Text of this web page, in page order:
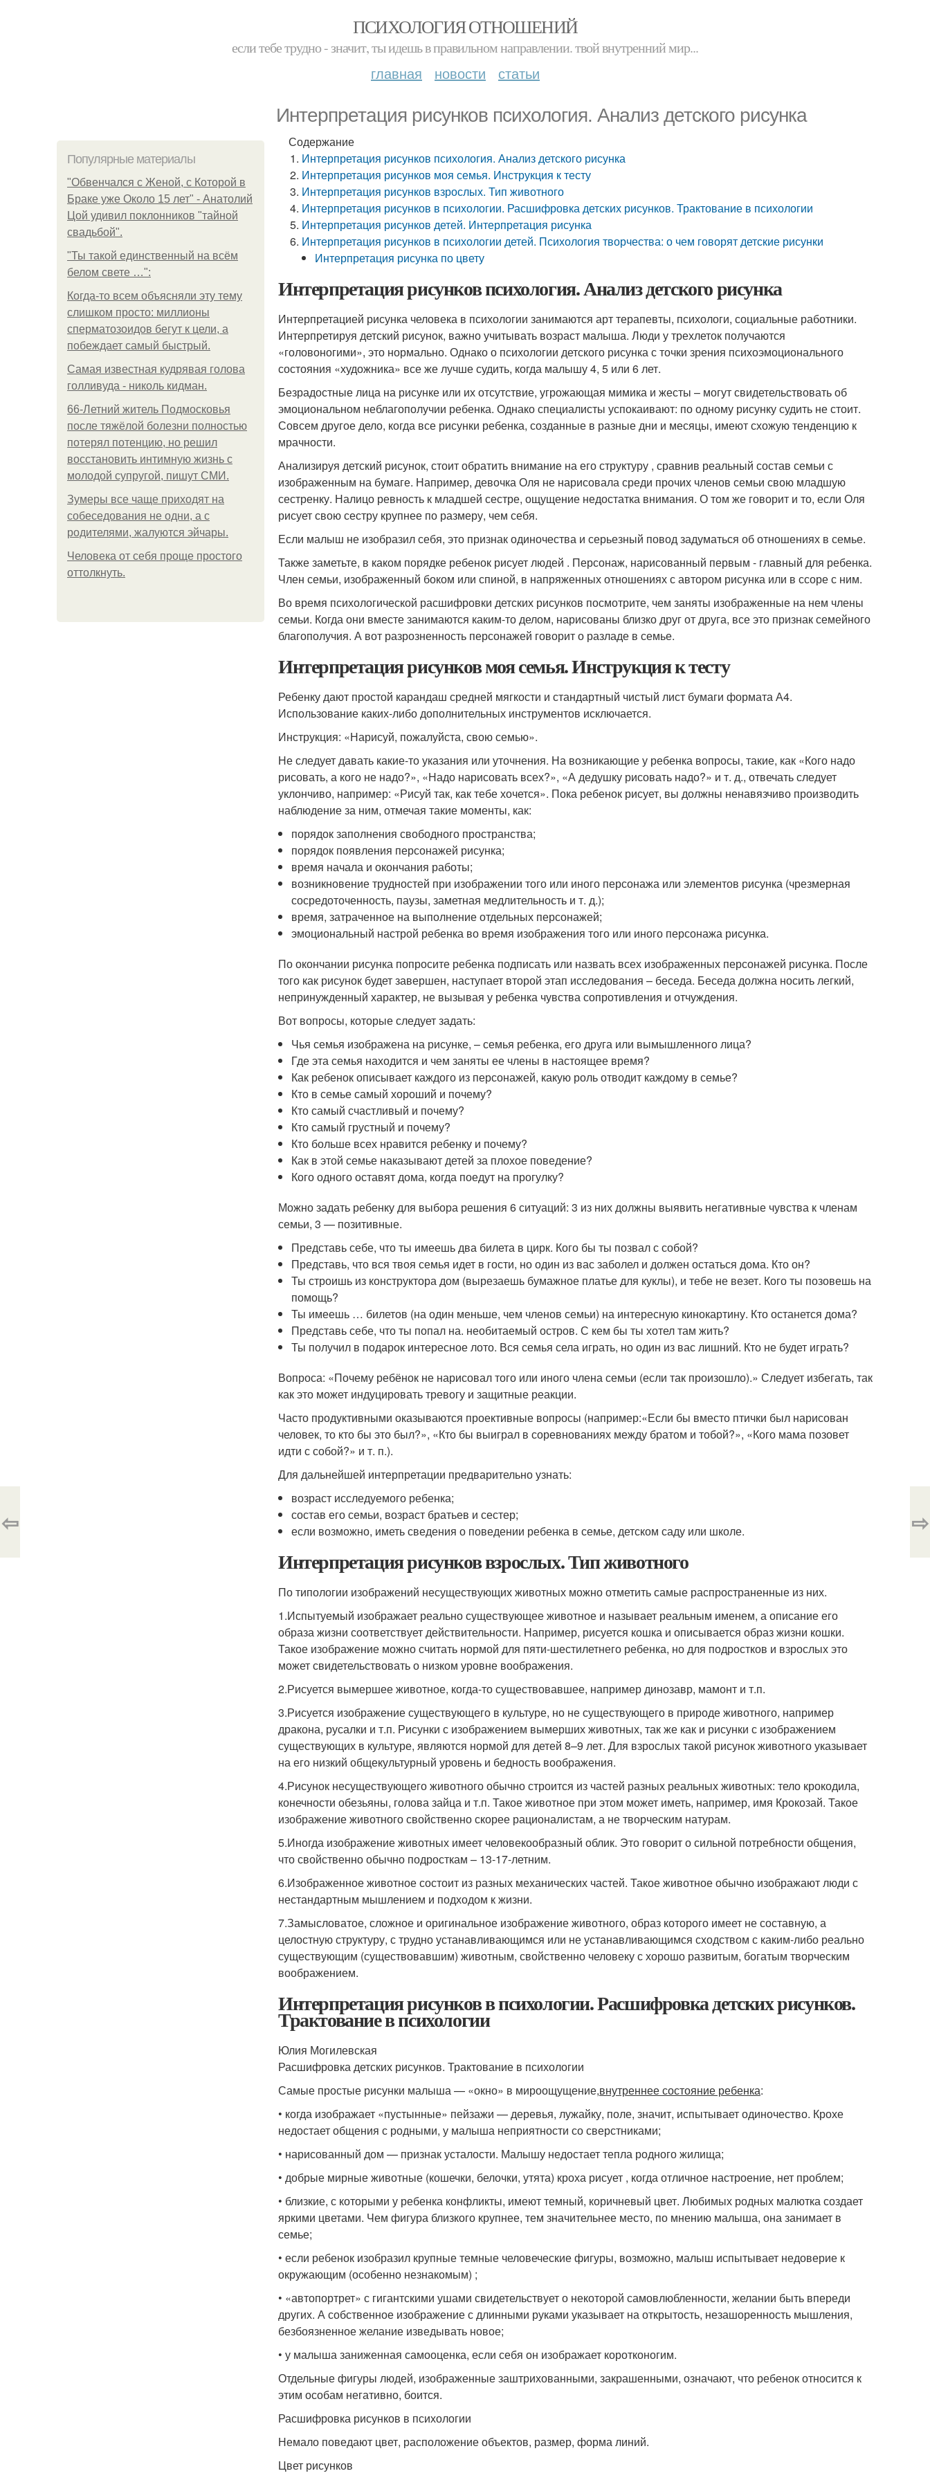
ПСИХОЛОГИЯ ОТНОШЕНИЙ
если тебе трудно - значит, ты идешь в правильном направлении. твой внутренний мир...
главная новости статьи
Интерпретация рисунков психология. Анализ детского рисунка
Популярные материалы
"Обвенчался с Женой, с Которой в
Браке уже Около 15 лет" - Анатолий
Цой удивил поклонников "тайной
свадьбой".
"Ты такой единственный на всём
белом свете …":
Когда-то всем объясняли эту тему
слишком просто: миллионы
сперматозоидов бегут к цели, а
побеждает самый быстрый.
Самая известная кудрявая голова
голливуда - николь кидман.
66-Летний житель Подмосковья
после тяжёлой болезни полностью
потерял потенцию, но решил
восстановить интимную жизнь с
молодой супругой, пишут СМИ.
Зумеры все чаще приходят на
собеседования не одни, а с
родителями, жалуются эйчары.
Человека от себя проще простого
оттолкнуть.
Содержание
Интерпретация рисунков психология. Анализ детского рисунка
Интерпретация рисунков моя семья. Инструкция к тесту
Интерпретация рисунков взрослых. Тип животного
Интерпретация рисунков в психологии. Расшифровка детских рисунков. Трактование в психологии
Интерпретация рисунков детей. Интерпретация рисунка
Интерпретация рисунков в психологии детей. Психология творчества: о чем говорят детские рисунки
Интерпретация рисунка по цвету
Интерпретация рисунков психология. Анализ детского рисунка
Интерпретацией рисунка человека в психологии занимаются арт терапевты, психологи, социальные работники.
Интерпретируя детский рисунок, важно учитывать возраст малыша. Люди у трехлеток получаются
«головоногими», это нормально. Однако о психологии детского рисунка с точки зрения психоэмоционального
состояния «художника» все же лучше судить, когда малышу 4, 5 или 6 лет.
Безрадостные лица на рисунке или их отсутствие, угрожающая мимика и жесты – могут свидетельствовать об
эмоциональном неблагополучии ребенка. Однако специалисты успокаивают: по одному рисунку судить не стоит.
Совсем другое дело, когда все рисунки ребенка, созданные в разные дни и месяцы, имеют схожую тенденцию к
мрачности.
Анализируя детский рисунок, стоит обратить внимание на его структуру , сравнив реальный состав семьи с
изображенным на бумаге. Например, девочка Оля не нарисовала среди прочих членов семьи свою младшую
сестренку. Налицо ревность к младшей сестре, ощущение недостатка внимания. О том же говорит и то, если Оля
рисует свою сестру крупнее по размеру, чем себя.
Если малыш не изобразил себя, это признак одиночества и серьезный повод задуматься об отношениях в семье.
Также заметьте, в каком порядке ребенок рисует людей . Персонаж, нарисованный первым - главный для ребенка.
Член семьи, изображенный боком или спиной, в напряженных отношениях с автором рисунка или в ссоре с ним.
Во время психологической расшифровки детских рисунков посмотрите, чем заняты изображенные на нем члены
семьи. Когда они вместе занимаются каким-то делом, нарисованы близко друг от друга, все это признак семейного
благополучия. А вот разрозненность персонажей говорит о разладе в семье.
Интерпретация рисунков моя семья. Инструкция к тесту
Ребенку дают простой карандаш средней мягкости и стандартный чистый лист бумаги формата А4.
Использование каких-либо дополнительных инструментов исключается.
Инструкция: «Нарисуй, пожалуйста, свою семью».
Не следует давать какие-то указания или уточнения. На возникающие у ребенка вопросы, такие, как «Кого надо
рисовать, а кого не надо?», «Надо нарисовать всех?», «А дедушку рисовать надо?» и т. д., отвечать следует
уклончиво, например: «Рисуй так, как тебе хочется». Пока ребенок рисует, вы должны ненавязчиво производить
наблюдение за ним, отмечая такие моменты, как:
порядок заполнения свободного пространства;
порядок появления персонажей рисунка;
время начала и окончания работы;
возникновение трудностей при изображении того или иного персонажа или элементов рисунка (чрезмерная
сосредоточенность, паузы, заметная медлительность и т. д.);
время, затраченное на выполнение отдельных персонажей;
эмоциональный настрой ребенка во время изображения того или иного персонажа рисунка.
По окончании рисунка попросите ребенка подписать или назвать всех изображенных персонажей рисунка. После
того как рисунок будет завершен, наступает второй этап исследования – беседа. Беседа должна носить легкий,
непринужденный характер, не вызывая у ребенка чувства сопротивления и отчуждения.
Вот вопросы, которые следует задать:
Чья семья изображена на рисунке, – семья ребенка, его друга или вымышленного лица?
Где эта семья находится и чем заняты ее члены в настоящее время?
Как ребенок описывает каждого из персонажей, какую роль отводит каждому в семье?
Кто в семье самый хороший и почему?
Кто самый счастливый и почему?
Кто самый грустный и почему?
Кто больше всех нравится ребенку и почему?
Как в этой семье наказывают детей за плохое поведение?
Кого одного оставят дома, когда поедут на прогулку?
Можно задать ребенку для выбора решения 6 ситуаций: 3 из них должны выявить негативные чувства к членам
семьи, 3 — позитивные.
Представь себе, что ты имеешь два билета в цирк. Кого бы ты позвал с собой?
Представь, что вся твоя семья идет в гости, но один из вас заболел и должен остаться дома. Кто он?
Ты строишь из конструктора дом (вырезаешь бумажное платье для куклы), и тебе не везет. Кого ты позовешь на
помощь?
Ты имеешь … билетов (на один меньше, чем членов семьи) на интересную кинокартину. Кто останется дома?
Представь себе, что ты попал на. необитаемый остров. С кем бы ты хотел там жить?
Ты получил в подарок интересное лото. Вся семья села играть, но один из вас лишний. Кто не будет играть?
Вопроса: «Почему ребёнок не нарисовал того или иного члена семьи (если так произошло).» Следует избегать, так
как это может индуцировать тревогу и защитные реакции.
Часто продуктивными оказываются проективные вопросы (например:«Если бы вместо птички был нарисован
человек, то кто бы это был?», «Кто бы выиграл в соревнованиях между братом и тобой?», «Кого мама позовет
идти с собой?» и т. п.).
Для дальнейшей интерпретации предварительно узнать:
возраст исследуемого ребенка;
состав его семьи, возраст братьев и сестер;
если возможно, иметь сведения о поведении ребенка в семье, детском саду или школе.
Интерпретация рисунков взрослых. Тип животного
По типологии изображений несуществующих животных можно отметить самые распространенные из них.
1.Испытуемый изображает реально существующее животное и называет реальным именем, а описание его
образа жизни соответствует действительности. Например, рисуется кошка и описывается образ жизни кошки.
Такое изображение можно считать нормой для пяти-шестилетнего ребенка, но для подростков и взрослых это
может свидетельствовать о низком уровне воображения.
2.Рисуется вымершее животное, когда-то существовавшее, например динозавр, мамонт и т.п.
3.Рисуется изображение существующего в культуре, но не существующего в природе животного, например
дракона, русалки и т.п. Рисунки с изображением вымерших животных, так же как и рисунки с изображением
существующих в культуре, являются нормой для детей 8–9 лет. Для взрослых такой рисунок животного указывает
на его низкий общекультурный уровень и бедность воображения.
4.Рисунок несуществующего животного обычно строится из частей разных реальных животных: тело крокодила,
конечности обезьяны, голова зайца и т.п. Такое животное при этом может иметь, например, имя Крокозай. Такое
изображение животного свойственно скорее рационалистам, а не творческим натурам.
5.Иногда изображение животных имеет человекообразный облик. Это говорит о сильной потребности общения,
что свойственно обычно подросткам – 13-17-летним.
6.Изображенное животное состоит из разных механических частей. Такое животное обычно изображают люди с
нестандартным мышлением и подходом к жизни.
7.Замысловатое, сложное и оригинальное изображение животного, образ которого имеет не составную, а
целостную структуру, с трудно устанавливающимся или не устанавливающимся сходством с каким-либо реально
существующим (существовавшим) животным, свойственно человеку с хорошо развитым, богатым творческим
воображением.
Интерпретация рисунков в психологии. Расшифровка детских рисунков.
Трактование в психологии
Юлия Могилевская
Расшифровка детских рисунков. Трактование в психологии
Самые простые рисунки малыша — «окно» в мироощущение,внутреннее состояние ребенка:
• когда изображает «пустынные» пейзажи — деревья, лужайку, поле, значит, испытывает одиночество. Крохе
недостает общения с родными, у малыша неприятности со сверстниками;
• нарисованный дом — признак усталости. Малышу недостает тепла родного жилища;
• добрые мирные животные (кошечки, белочки, утята) кроха рисует , когда отличное настроение, нет проблем;
• близкие, с которыми у ребенка конфликты, имеют темный, коричневый цвет. Любимых родных малютка создает
яркими цветами. Чем фигура близкого крупнее, тем значительнее место, по мнению малыша, она занимает в
семье;
• если ребенок изобразил крупные темные человеческие фигуры, возможно, малыш испытывает недоверие к
окружающим (особенно незнакомым) ;
• «автопортрет» с гигантскими ушами свидетельствует о некоторой самовлюбленности, желании быть впереди
других. А собственное изображение с длинными руками указывает на открытость, незашоренность мышления,
безбоязненное желание изведывать новое;
• у малыша заниженная самооценка, если себя он изображает коротконогим.
Отдельные фигуры людей, изображенные заштрихованными, закрашенными, означают, что ребенок относится к
этим особам негативно, боится.
Расшифровка рисунков в психологии
Немало поведают цвет, расположение объектов, размер, форма линий.
Цвет рисунков
⇦ ⇨